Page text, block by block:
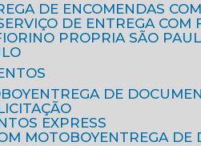
DE ENCOMENDAS
SERVIÇO DE ENTREGA
PROPRIA SÃO
ENTREGA DE
EXPRESS
MOTOBOY
ENTREGA